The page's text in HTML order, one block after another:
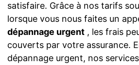
satisfaire. Grâce à nos tarifs
lorsque vous nous faites un
dépannage urgent , les frais
couverts par votre assurance.
dépannage urgent, nos